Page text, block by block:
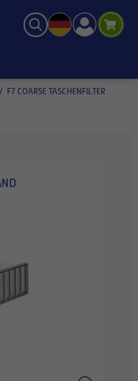
/ F7 COARSE TASCHENFILTER